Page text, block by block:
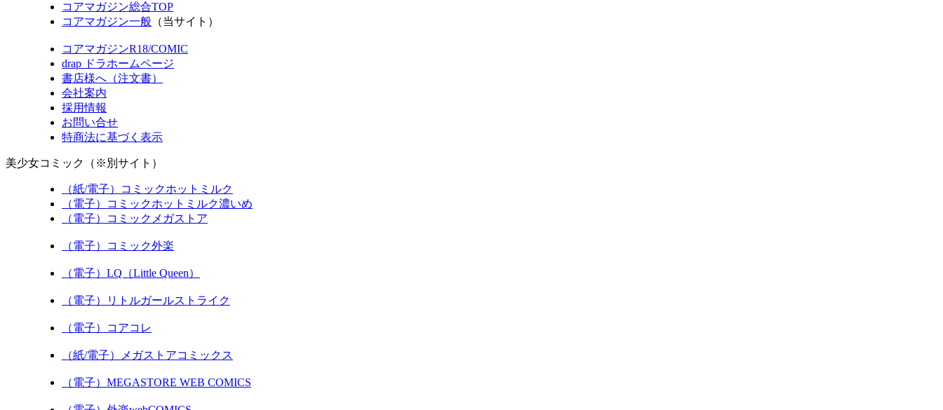
コアマガジン総合TOP
コアマガジン一般 （当サイト）
コアマガジンR18/COMIC
drap ドラホームページ
書店様へ（注文書）
会社案内
採用情報
お問い合せ
特商法に基づく表示
美少女コミック（※別サイト）
（紙/電子）コミックホットミルク
（電子）コミックホットミルク濃いめ
（電子）コミックメガストア
（電子）コミック外楽
（電子）LQ（Little Queen）
（電子）リトルガールストライク
（電子）コアコレ
（紙/電子）メガストアコミックス
（電子）MEGASTORE WEB COMICS